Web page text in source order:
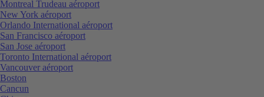
Montreal Trudeau aéroport
New York aéroport
Orlando International aéroport
San Francisco aéroport
San Jose aéroport
Toronto International aéroport
Vancouver aéroport
Boston
Cancun